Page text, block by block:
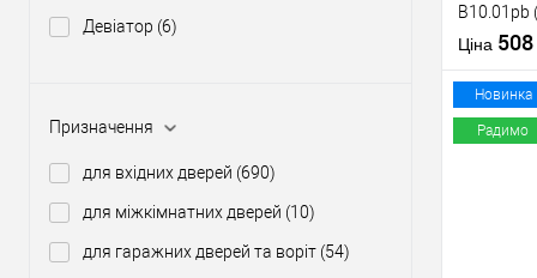
Девіатор (6)
Призначення
для вхідних дверей (690)
для міжкімнатних дверей (10)
для гаражних дверей та воріт (54)
Матеріал
Країна
Міжосьова
B10.01pb
нікель 5
Ціна 508
У
Новинка
Радимо